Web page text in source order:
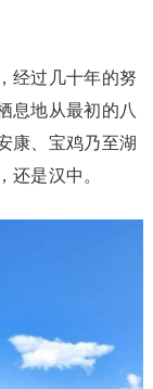
经过几十年的努
息地从最初的八
康、宝鸡乃至湖
还是汉中。